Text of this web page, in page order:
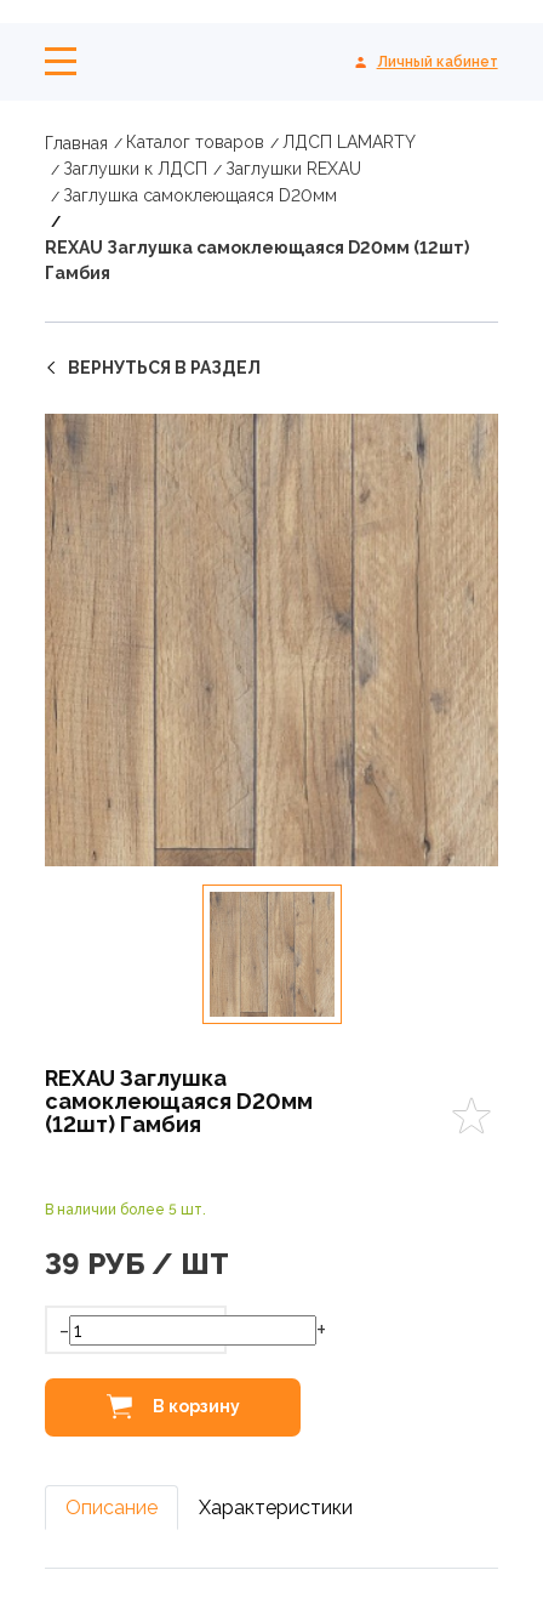
Личный кабинет
Главная Каталог товаров
ЛДСП LAMARTY
Заглушки к ЛДСП
Заглушки REXAU
Заглушка самоклеющаяся D20мм
REXAU Заглушка самоклеющаяся D20мм (12шт)
Гамбия
ВЕРНУТЬСЯ В РАЗДЕЛ
REXAU Заглушка
самоклеющаяся D20мм
(12шт) Гамбия
В наличии более 5 шт.
39 РУБ / ШТ
- +
В корзину
Описание Характеристики